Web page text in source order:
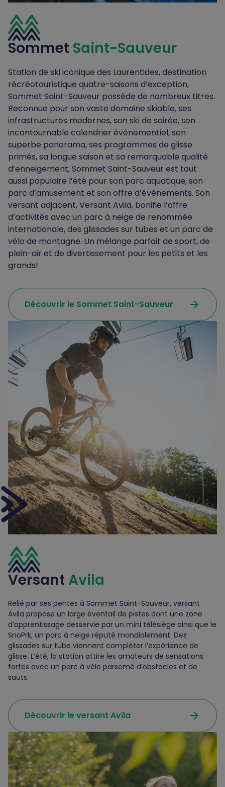
Sommet Saint-Sauveur
Station de ski iconique des Laurentides, destination
récréotouristique quatre-saisons d’exception,
Sommet Saint-Sauveur possède de nombreux titres.
Reconnue pour son vaste domaine skiable, ses
infrastructures modernes, son ski de soirée, son
incontournable calendrier événementiel, son
superbe panorama, ses programmes de glisse
primés, sa longue saison et sa remarquable qualité
d’enneigement, Sommet Saint-Sauveur est tout
aussi populaire l’été pour son parc aquatique, son
parc d’amusement et son offre d’événements. Son
versant adjacent, Versant Avila, bonifie l’offre
d’activités avec un parc à neige de renommée
internationale, des glissades sur tubes et un parc de
vélo de montagne. Un mélange parfait de sport, de
plein-air et de divertissement pour les petits et les
grands!
Découvrir le Sommet Saint-Sauveur arrow_forward
Versant Avila
Relié par ses pentes à Sommet Saint-Sauveur, versant
Avila propose un large éventail de pistes dont une zone
d’apprentissage desservie par un mini télésiège ainsi que le
SnoPrk, un parc à neige réputé mondialement. Des
glissades sur tube viennent compléter l’expérience de
glisse. L’été, la station attire les amateurs de sensations
fortes avec un parc à vélo parsemé d’obstacles et de
sauts.
Découvrir le versant Avila arrow_forward